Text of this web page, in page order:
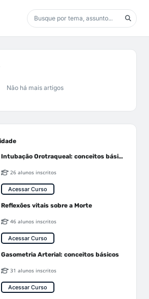
Não há mais artigos
Intubação Orotraqueal: conceitos básicos
26 alunos inscritos
Acessar Curso
Reflexões vitais sobre a Morte
46 alunos inscritos
Acessar Curso
Gasometria Arterial: conceitos básicos
31 alunos inscritos
Acessar Curso